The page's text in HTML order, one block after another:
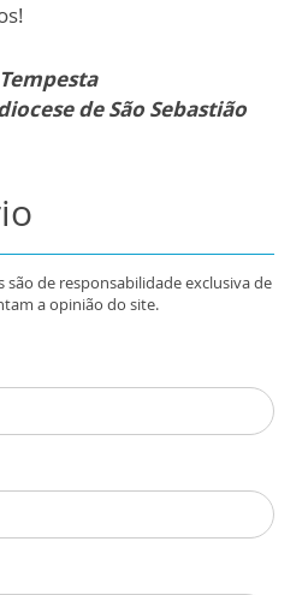
de São Sebastião
são de responsabilidade exclusiva de
a opinião do site.